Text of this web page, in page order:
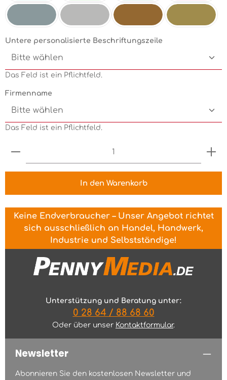
Mint Electricgreen Grün Pink
Untere personalisierte Beschriftungszeile
Das Feld ist ein Pflichtfeld.
Firmenname
Das Feld ist ein Pflichtfeld.
Produkt Anzahl: Gib den gewünschten Wert
In den Warenkorb
Keine Endverbraucher – Unser Angebot richtet
sich ausschließlich an Handel, Handwerk,
Industrie und Selbstständige!
Unterstützung und Beratung unter:
0 28 64 / 88 68 60
Oder über unser Kontaktformular.
Newsletter
Abonnieren Sie den kostenlosen Newsletter und